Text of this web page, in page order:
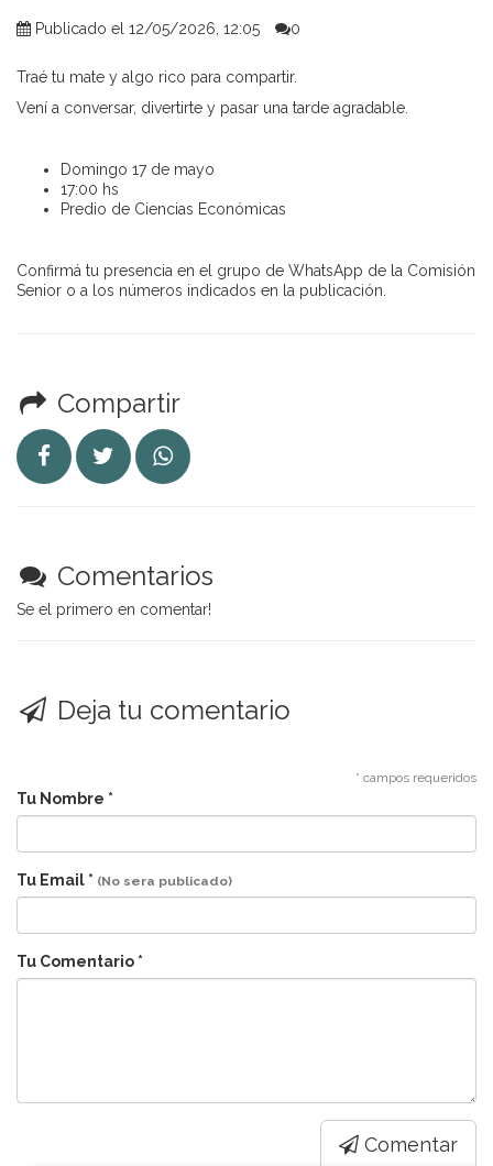
Publicado el 12/05/2026, 12:05 0
Traé tu mate y algo rico para compartir.
Vení a conversar, divertirte y pasar una tarde agradable.
Domingo 17 de mayo
17:00 hs
Predio de Ciencias Económicas
Confirmá tu presencia en el grupo de WhatsApp de la Comisión
Senior o a los números indicados en la publicación.
Compartir
Comentarios
Se el primero en comentar!
Deja tu comentario
* campos requeridos
Tu Nombre *
Tu Email * (No sera publicado)
Tu Comentario *
Comentar